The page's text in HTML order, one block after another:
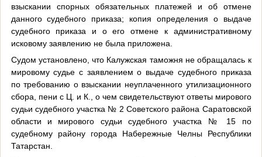
взыскании спорных обязательных платежей и об отмене
данного судебного приказа; копия определения о выдаче
судебного приказа и о его отмене к административному
исковому заявлению не была приложена.
Судом установлено, что Калужская таможня не обращалась к
мировому судье с заявлением о выдаче судебного приказа
по требованию о взыскании неуплаченного утилизационного
сбора, пени с Ц. и К., о чем свидетельствуют ответы мирового
судьи судебного участка № 2 Советского района Саратовской
области и мирового судьи судебного участка № 15 по
судебному району города Набережные Челны Республики
Татарстан.